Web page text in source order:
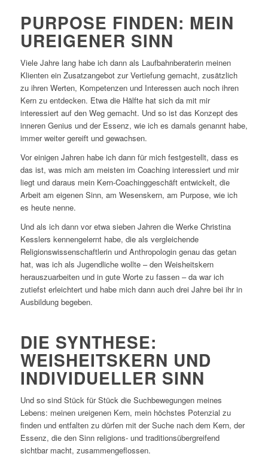
PURPOSE FINDEN: MEIN
UREIGENER SINN
Viele Jahre lang habe ich dann als Laufbahnberaterin meinen
Klienten ein Zusatzangebot zur Vertiefung gemacht, zusätzlich
zu ihren Werten, Kompetenzen und Interessen auch noch ihren
Kern zu entdecken. Etwa die Hälfte hat sich da mit mir
interessiert auf den Weg gemacht. Und so ist das Konzept des
inneren Genius und der Essenz, wie ich es damals genannt habe,
immer weiter gereift und gewachsen.
Vor einigen Jahren habe ich dann für mich festgestellt, dass es
das ist, was mich am meisten im Coaching interessiert und mir
liegt und daraus mein Kern-Coachinggeschäft entwickelt, die
Arbeit am eigenen Sinn, am Wesenskern, am Purpose, wie ich
es heute nenne.
Und als ich dann vor etwa sieben Jahren die Werke Christina
Kesslers kennengelernt habe, die als vergleichende
Religionswissenschaftlerin und Anthropologin genau das getan
hat, was ich als Jugendliche wollte – den Weisheitskern
herauszuarbeiten und in gute Worte zu fassen – da war ich
zutiefst erleichtert und habe mich dann auch drei Jahre bei ihr in
Ausbildung begeben.
DIE SYNTHESE:
WEISHEITSKERN UND
INDIVIDUELLER SINN
Und so sind Stück für Stück die Suchbewegungen meines
Lebens: meinen ureigenen Kern, mein höchstes Potenzial zu
finden und entfalten zu dürfen mit der Suche nach dem Kern, der
Essenz, die den Sinn religions- und traditionsübergreifend
sichtbar macht, zusammengeflossen.